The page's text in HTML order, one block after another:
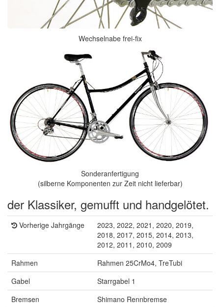
Wechselnabe frei-fix
Sonderanfertigung
(silberne Komponenten zur Zeit nicht lieferbar)
der Klassiker, gemufft und handgelötet.
Vorherige Jahrgänge
2023, 2022, 2021, 2020, 2019,
2018, 2017, 2015, 2014, 2013,
2012, 2011, 2010, 2009
Rahmen
Rahmen 25CrMo4, TreTubi
Gabel
Starrgabel 1
Bremsen
Shimano Rennbremse